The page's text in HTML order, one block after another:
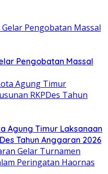
Pengobatan Massal
Agung Timur Laksanaan
Tahun Anggaran 2026